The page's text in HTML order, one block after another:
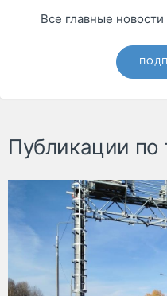
Все главные
Публикации по